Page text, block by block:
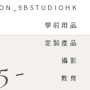
學前用品
定製產品
攝影
教育